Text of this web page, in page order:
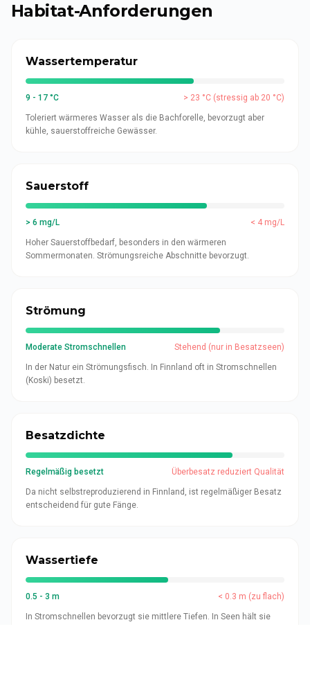
Habitat-Anforderungen
Wassertemperatur
9 - 17 °C > 23 °C (stressig ab 20 °C)
Toleriert wärmeres Wasser als die Bachforelle, bevorzugt aber
kühle, sauerstoffreiche Gewässer.
Sauerstoff
> 6 mg/L < 4 mg/L
Hoher Sauerstoffbedarf, besonders in den wärmeren
Sommermonaten. Strömungsreiche Abschnitte bevorzugt.
Strömung
Moderate Stromschnellen Stehend (nur in Besatzseen)
In der Natur ein Strömungsfisch. In Finnland oft in Stromschnellen
(Koski) besetzt.
Besatzdichte
Regelmäßig besetzt Überbesatz reduziert Qualität
Da nicht selbstreproduzierend in Finnland, ist regelmäßiger Besatz
entscheidend für gute Fänge.
Wassertiefe
0.5 - 3 m < 0.3 m (zu flach)
In Stromschnellen bevorzugt sie mittlere Tiefen. In Seen hält sie